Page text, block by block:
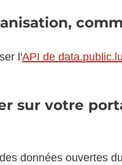
l'API de data.public.lu
sur votre
données ouvertes